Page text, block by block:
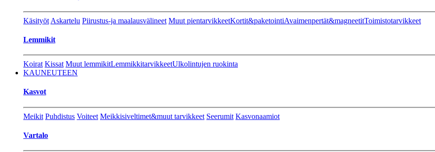
Käsityöt Askartelu Piirustus-ja maalausvälineet Muut pientarvikkeetKortit&paketointiAvaimenpertät&magneetitToimistotarvikkeet
Lemmikit
Koirat Kissat Muut lemmikitLemmikkitarvikkeetUlkolintujen ruokinta
KAUNEUTEEN
Kasvot
Meikit Puhdistus Voiteet Meikkisiveltimet&muut tarvikkeet Seerumit Kasvonaamiot
Vartalo